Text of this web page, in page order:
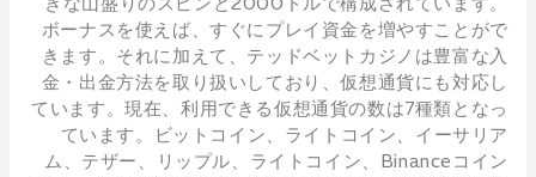
きな山盛りのスピンと2000ドルで構成されています。
ボーナスを使えば、すぐにプレイ資金を増やすことがで
きます。それに加えて、テッドベットカジノは豊富な入
金・出金方法を取り扱いしており、仮想通貨にも対応し
ています。現在、利用できる仮想通貨の数は7種類となっ
ています。ビットコイン、ライトコイン、イーサリア
ム、テザー、リップル、ライトコイン、Binanceコイン